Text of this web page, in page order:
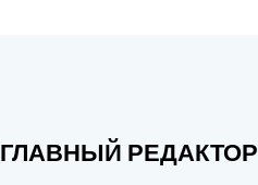
ГЛАВНЫЙ РЕДАКТОР